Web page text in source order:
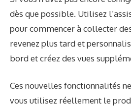
dès que possible. Utilisez
pour commencer à collecter
revenez plus tard et
bord et créez des vues
Ces nouvelles fonctionnalités
vous utilisez réellement le